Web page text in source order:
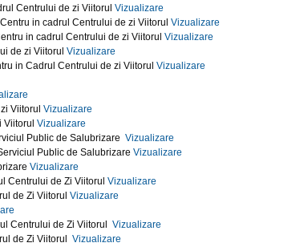
Centrului de zi Viitorul Vizualizare
in cadrul Centrului de zi Viitorul Vizualizare
in cadrul Centrului de zi Viitorul Vizualizare
de zi Viitorul Vizualizare
in Cadrul Centrului de zi Viitorul Vizualizare
Viitorul Vizualizare
Vizualizare
Public de Salubrizare Vizualizare
Public de Salubrizare Vizualizare
Vizualizare
Centrului de Zi Viitorul Vizualizare
de Zi Viitorul Vizualizare
Centrului de Zi Viitorul Vizualizare
de Zi Viitorul Vizualizare